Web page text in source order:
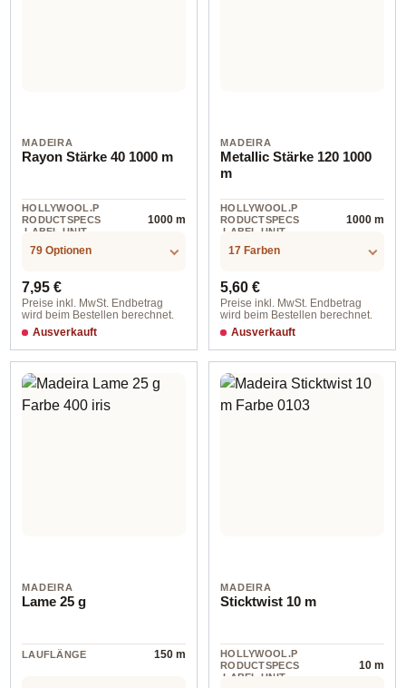
MADEIRA
Rayon Stärke 40 1000 m
HOLLYWOOL.P
RODUCTSPECS
.LABEL.UNIT
1000 m
79 Optionen
Regulärer Preis:
7,95 €
Preise inkl. MwSt. Endbetrag
wird beim Bestellen berechnet.
Ausverkauft
MADEIRA
Metallic Stärke 120 1000
m
HOLLYWOOL.P
RODUCTSPECS
.LABEL.UNIT
1000 m
17 Farben
Regulärer Preis:
5,60 €
Preise inkl. MwSt. Endbetrag
wird beim Bestellen berechnet.
Ausverkauft
MADEIRA
Lame 25 g
LAUFLÄNGE 150 m
MADEIRA
Sticktwist 10 m
HOLLYWOOL.P
RODUCTSPECS
.LABEL.UNIT
10 m